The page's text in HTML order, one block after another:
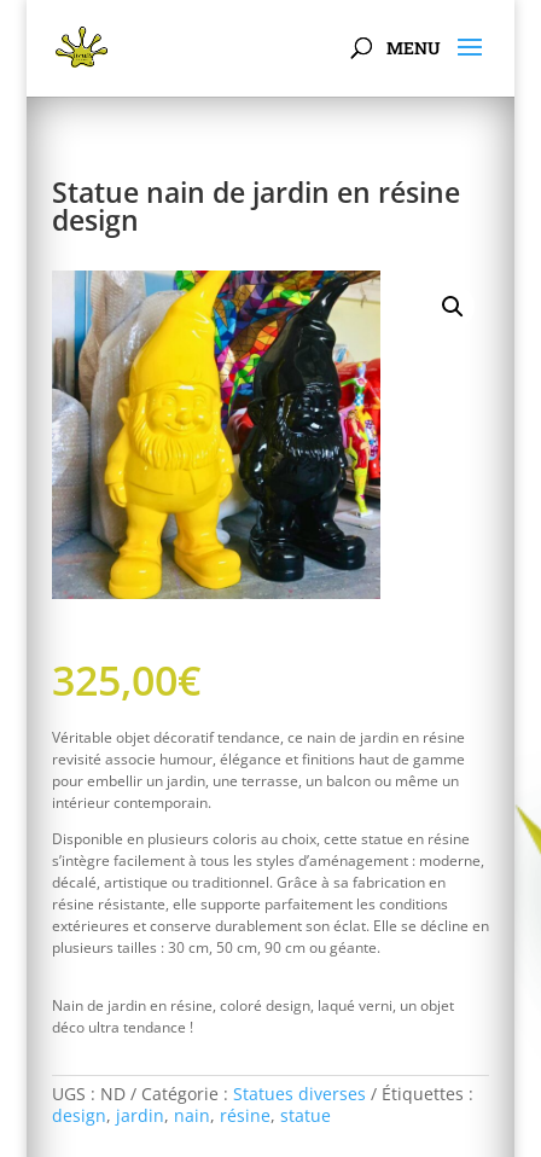
Statue nain de jardin en résine
design
325,00€
Véritable objet décoratif tendance, ce nain de jardin en résine
revisité associe humour, élégance et finitions haut de gamme
pour embellir un jardin, une terrasse, un balcon ou même un
intérieur contemporain.
Disponible en plusieurs coloris au choix, cette statue en résine
s’intègre facilement à tous les styles d’aménagement : moderne,
décalé, artistique ou traditionnel. Grâce à sa fabrication en
résine résistante, elle supporte parfaitement les conditions
extérieures et conserve durablement son éclat. Elle se décline en
plusieurs tailles : 30 cm, 50 cm, 90 cm ou géante.
Nain de jardin en résine, coloré design, laqué verni, un objet
déco ultra tendance !
UGS : ND Catégorie : Statues diverses
Étiquettes :
design, jardin, nain, résine, statue